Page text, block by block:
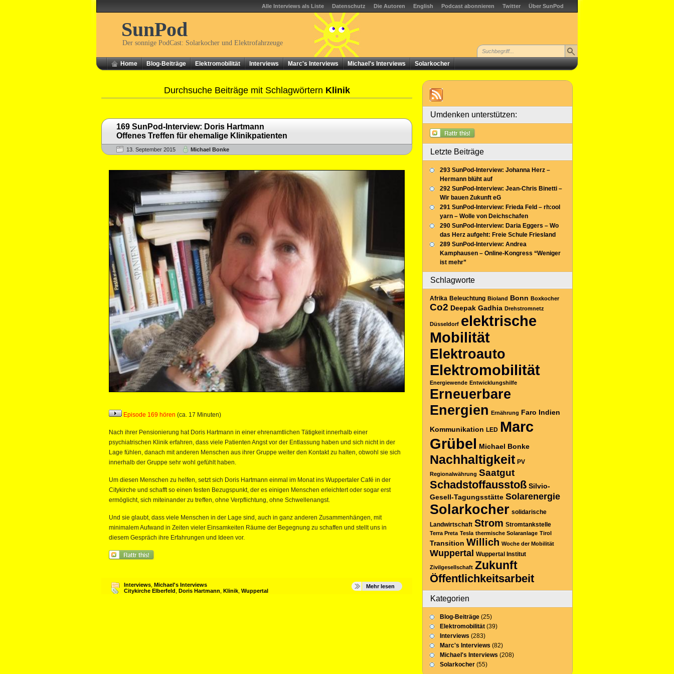
Alle Interviews als Liste Datenschutz Die Autoren English Podcast abonnieren Twitter Über SunPod
SunPod
Der sonnige PodCast: Solarkocher und Elektrofahrzeuge
Home Blog-Beiträge Elektromobilität Interviews Marc's Interviews Michael's Interviews Solarkocher
Durchsuche Beiträge mit Schlagwörtern Klinik
169 SunPod-Interview: Doris Hartmann
Offenes Treffen für ehemalige Klinikpatienten
13. September 2015 Michael Bonke
Episode 169 hören (ca. 17 Minuten)
Nach ihrer Pensionierung hat Doris Hartmann in einer ehrenamtlichen Tätigkeit innerhalb einer
psychiatrischen Klinik erfahren, dass viele Patienten Angst vor der Entlassung haben und sich nicht in der
Lage fühlen, danach mit anderen Menschen aus ihrer Gruppe weiter den Kontakt zu halten, obwohl sie sich
innerhalb der Gruppe sehr wohl gefühlt haben.
Um diesen Menschen zu helfen, setzt sich Doris Hartmann einmal im Monat ins Wuppertaler Café in der
Citykirche und schafft so einen festen Bezugspunkt, der es einigen Menschen erleichtert oder sogar erst
ermöglicht, sich miteinander zu treffen, ohne Verpflichtung, ohne Schwellenangst.
Und sie glaubt, dass viele Menschen in der Lage sind, auch in ganz anderen Zusammenhängen, mit
minimalem Aufwand in Zeiten vieler Einsamkeiten Räume der Begegnung zu schaffen und stellt uns in
diesem Gespräch ihre Erfahrungen und Ideen vor.
Interviews Michael's Interviews
Citykirche Elberfeld Doris Hartmann Klinik Wuppertal
Mehr lesen
Umdenken unterstützen:
Letzte Beiträge
293 SunPod-Interview: Johanna Herz –
Hermann blüht auf
292 SunPod-Interview: Jean-Chris Binetti –
Wir bauen Zukunft eG
291 SunPod-Interview: Frieda Feld – rh:ool
yarn – Wolle von Deichschafen
290 SunPod-Interview: Daria Eggers – Wo
das Herz aufgeht: Freie Schule Friesland
289 SunPod-Interview: Andrea
Kamphausen – Online-Kongress “Weniger
ist mehr”
Schlagworte
Afrika Beleuchtung Bioland Bonn Boxkocher
Co2 Deepak Gadhia Drehstromnetz
Düsseldorf elektrische
Mobilität
Elektroauto
Elektromobilität
Energiewende Entwicklungshilfe
Erneuerbare
Energien Ernährung Faro Indien
Kommunikation LED Marc
Grübel Michael Bonke
Nachhaltigkeit PV
Regionalwährung Saatgut
Schadstoffausstoß Silvio-
Gesell-Tagungsstätte Solarenergie
Solarkocher solidarische
Landwirtschaft Strom Stromtankstelle
Terra Preta Tesla thermische Solaranlage Tirol
Transition Willich Woche der Mobilität
Wuppertal Wuppertal Institut
Zivilgesellschaft Zukunft
Öffentlichkeitsarbeit
Kategorien
Blog-Beiträge (25)
Elektromobilität (39)
Interviews (283)
Marc's Interviews (82)
Michael's Interviews (208)
Solarkocher (55)